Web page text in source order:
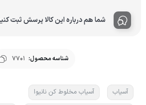
شما هم درباره این کالا پرسش ثبت
شناسه محصول: 7701
آسیاب
آسیاب مخلوط کن نانیوا